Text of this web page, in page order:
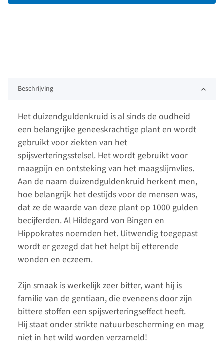
Beschrijving
Het duizendguldenkruid is al sinds de oudheid
een belangrijke geneeskrachtige plant en wordt
gebruikt voor ziekten van het
spijsverteringsstelsel. Het wordt gebruikt voor
maagpijn en ontsteking van het maagslijmvlies.
Aan de naam duizendguldenkruid herkent men,
hoe belangrijk het destijds voor de mensen was,
dat ze de waarde van deze plant op 1000 gulden
becijferden. Al Hildegard von Bingen en
Hippokrates noemden het. Uitwendig toegepast
wordt er gezegd dat het helpt bij etterende
wonden en eczeem.
Zijn smaak is werkelijk zeer bitter, want hij is
familie van de gentiaan, die eveneens door zijn
bittere stoffen een spijsverteringseffect heeft.
Hij staat onder strikte natuurbescherming en mag
niet in het wild worden verzameld!